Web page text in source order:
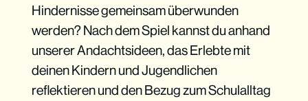
Hindernisse gemeinsam überwunden
werden? Nach dem Spiel kannst du anhand
unserer Andachtsideen, das Erlebte mit
deinen Kindern und Jugendlichen
reflektieren und den Bezug zum Schulalltag